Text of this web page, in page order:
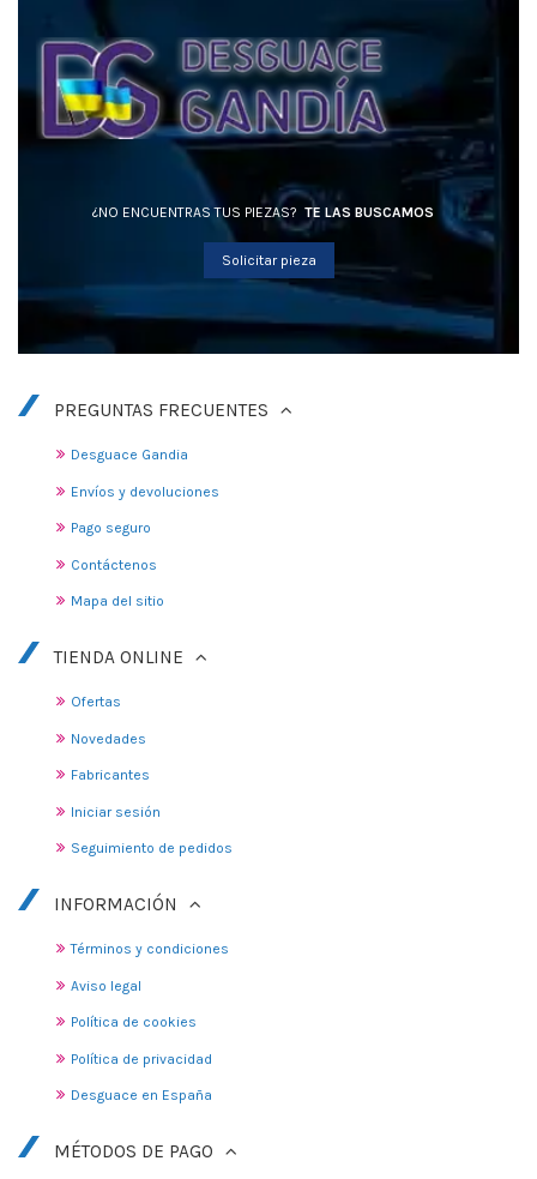
¿NO ENCUENTRAS TUS PIEZAS? TE LAS BUSCAMOS
Solicitar pieza
PREGUNTAS FRECUENTES
Desguace Gandia
Envíos y devoluciones
Pago seguro
Contáctenos
Mapa del sitio
TIENDA ONLINE
Ofertas
Novedades
Fabricantes
Iniciar sesión
Seguimiento de pedidos
INFORMACIÓN
Términos y condiciones
Aviso legal
Política de cookies
Política de privacidad
Desguace en España
MÉTODOS DE PAGO